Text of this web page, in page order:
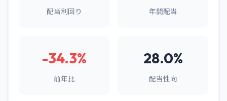
配当利回り 年間配当
-34.3%
前年比
28.0%
配当性向